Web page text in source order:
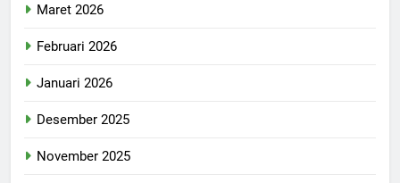
Maret 2026
Februari 2026
Januari 2026
Desember 2025
November 2025